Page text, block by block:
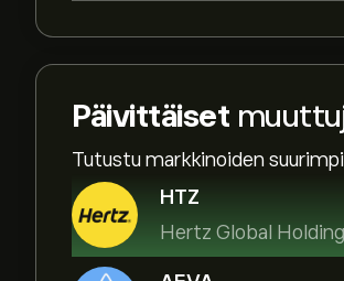
Päivittäiset
Tutustu markkinoiden
HTZ
Hertz Global